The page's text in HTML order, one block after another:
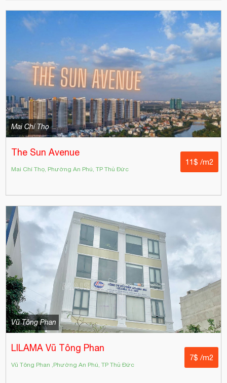
Mai Chí Thọ
The Sun Avenue
Mai Chí Thọ, Phường An Phú, TP Thủ Đức
11$ /m2
Vũ Tông Phan
LILAMA Vũ Tông Phan
Vũ Tông Phan ,Phường An Phú, TP Thủ Đức
7$ /m2